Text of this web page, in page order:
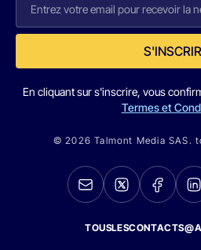
En cliquant sur s'inscrire, vous
Termes et
© 2026 Talmont Media SAS.